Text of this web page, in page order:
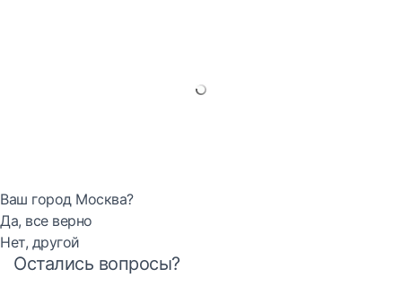
Ваш город Москва?
Да, все верно
Нет, другой
Остались вопросы?